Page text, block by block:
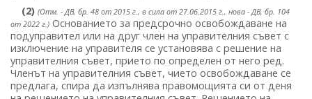
(2) (Отм. - ДВ, бр. 48 от 2015 г., в сила от 27.06.2015 г., нова - ДВ, бр. 104
от 2022 г.) Основанието за предсрочно освобождаване на
подуправител или на друг член на управителния съвет с
изключение на управителя се установява с решение на
управителния съвет, прието по определен от него ред.
Членът на управителния съвет, чието освобождаване се
предлага, спира да изпълнява правомощията си от деня